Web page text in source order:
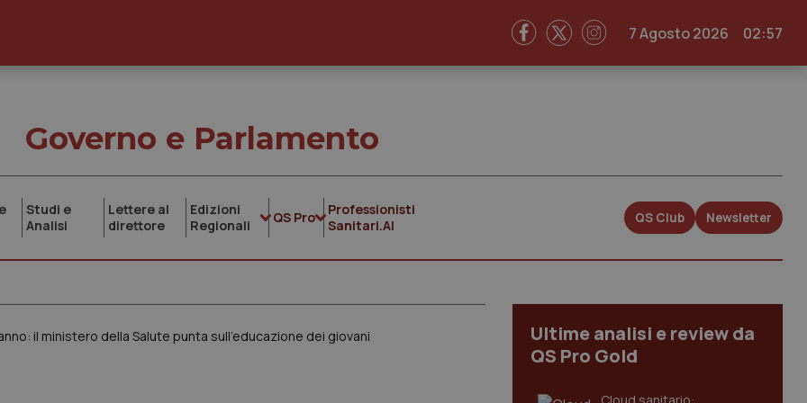
7 Agosto 2026 02:57
Governo e Parlamento
Studi e
Analisi
Lettere al
direttore
Edizioni
Regionali
QS Pro
Professionisti
Sanitari.AI
QS Club Newsletter
il ministero della Salute punta sull’educazione dei giovani
Ultime analisi e review da
QS Pro Gold